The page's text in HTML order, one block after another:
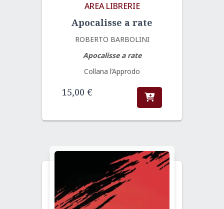
AREA LIBRERIE
Apocalisse a rate
ROBERTO BARBOLINI
Apocalisse a rate
Collana l’Approdo
15,00 €